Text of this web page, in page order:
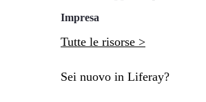
Impresa
Tutte le risorse >
Sei nuovo in Liferay?